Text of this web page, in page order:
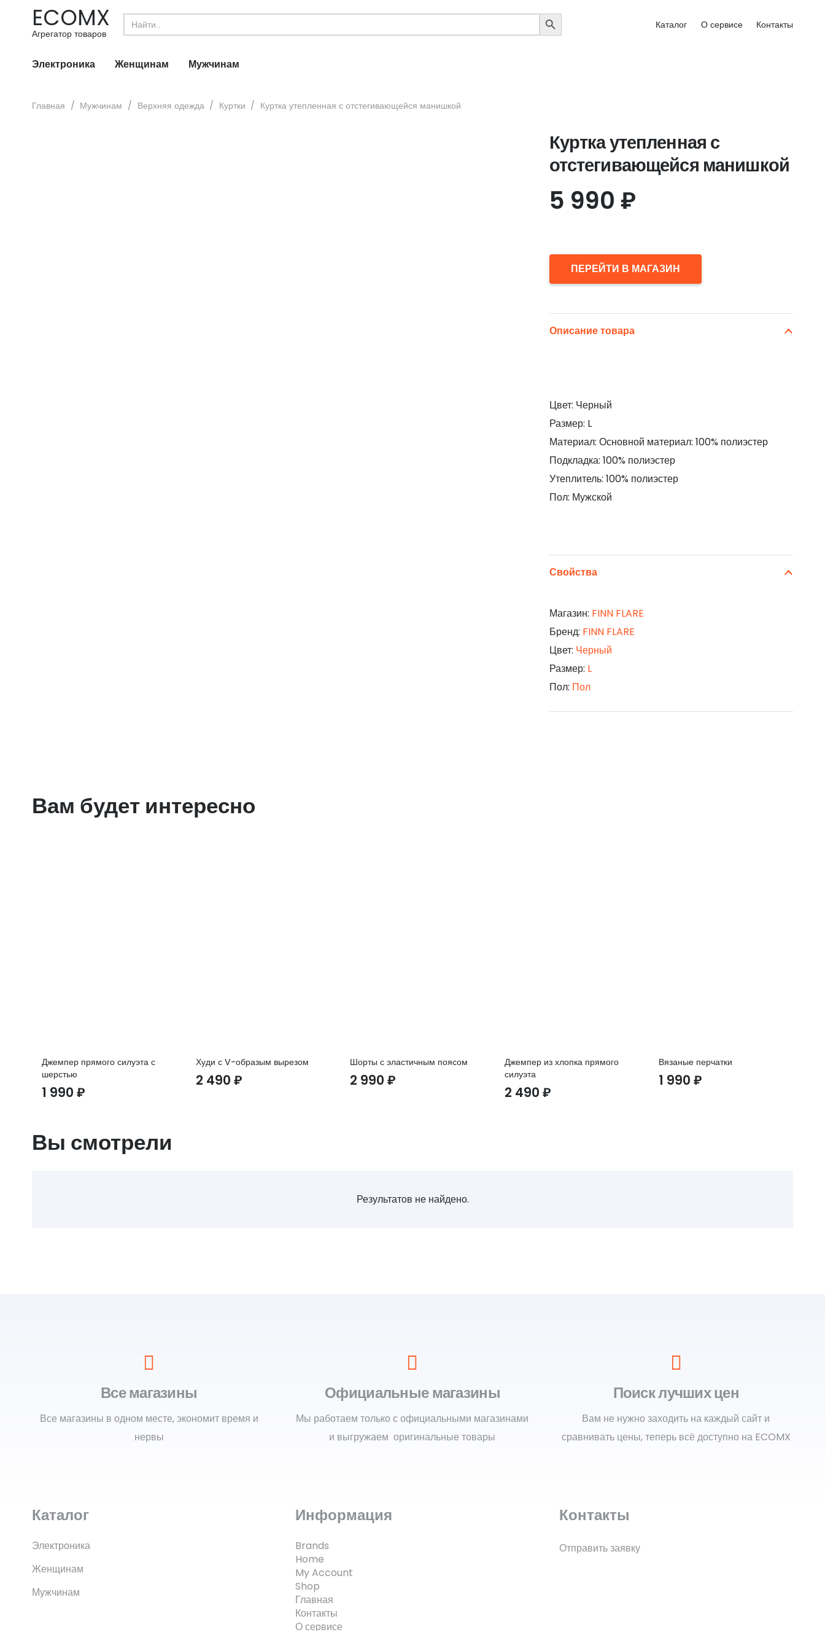
ECOMX
Агрегатор товаров
Search
for:
SEARCH
BUTTON
Каталог О сервисе Контакты
Электроника Женщинам Мужчинам
Главная / Мужчинам / Верхняя одежда / Куртки / Куртка утепленная с отстегивающейся манишкой
Куртка утепленная с
отстегивающейся манишкой
5 990 ₽
ПЕРЕЙТИ В МАГАЗИН
Описание товара
Цвет: Черный
Размер: L
Материал: Основной материал: 100% полиэстер
Подкладка: 100% полиэстер
Утеплитель: 100% полиэстер
Пол: Мужской
Свойства
Магазин: FINN FLARE
Бренд: FINN FLARE
Цвет: Черный
Размер: L
Пол: Пол
Вам будет интересно
Джемпер прямого силуэта с
шерстью
1 990 ₽
Худи с V-образым вырезом
2 490₽
Шорты с эластичным поясом
2 990₽
Джемпер из хлопка прямого
силуэта
2 490 ₽
Вязаные перчатки
1 990 ₽
Вы смотрели
Результатов не найдено.
Все магазины
Все магазины в одном месте, экономит время и
нервы
Официальные магазины
Мы работаем только с официальными магазинами
и выгружаем оригинальные товары
Поиск лучших цен
Вам не нужно заходить на каждый сайт и
сравнивать цены, теперь всё доступно на ECOMX
Каталог
Электроника
Женщинам
Мужчинам
Информация
Brands
Home
My Account
Shop
Главная
Контакты
О сервисе
Контакты
Отправить заявку